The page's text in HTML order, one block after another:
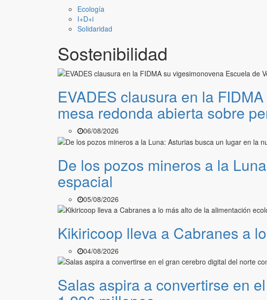
Ecología
I+D+i
Solidaridad
Sostenibilidad
EVADES clausura en la
mesa redonda abierta sobre
06/08/2026
De los pozos mineros a la
espacial
05/08/2026
Kikiricoop lleva a Cabranes a
04/08/2026
Salas aspira a convertirse en